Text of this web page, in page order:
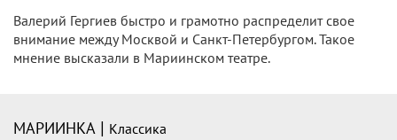
Валерий Гергиев быстро и грамотно распределит свое
внимание между Москвой и Санкт-Петербургом. Такое
мнение высказали в Мариинском театре.
МАРИИНКА | Классика